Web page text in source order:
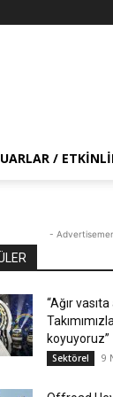
/
-
“Ağır
koyuyoruz”
Sektörel 9